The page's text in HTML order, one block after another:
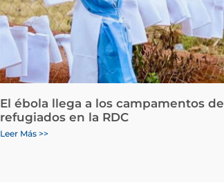
El ébola llega a los campamentos de
refugiados en la RDC
Leer Más >>